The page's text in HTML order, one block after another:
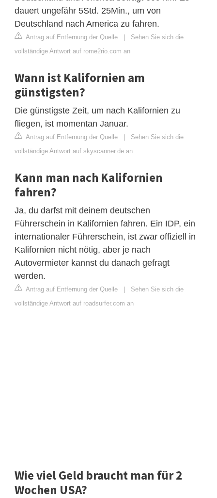
dauert ungefähr 5Std. 25Min., um von
Deutschland nach America zu fahren.
Antrag auf Entfernung der Quelle | Sehen Sie sich die
vollständige Antwort auf rome2rio.com an
Wann ist Kalifornien am
günstigsten?
Die günstigste Zeit, um nach Kalifornien zu
fliegen, ist momentan Januar.
Antrag auf Entfernung der Quelle | Sehen Sie sich die
vollständige Antwort auf skyscanner.de an
Kann man nach Kalifornien
fahren?
Ja, du darfst mit deinem deutschen
Führerschein in Kalifornien fahren. Ein IDP, ein
internationaler Führerschein, ist zwar offiziell in
Kalifornien nicht nötig, aber je nach
Autovermieter kannst du danach gefragt
werden.
Antrag auf Entfernung der Quelle | Sehen Sie sich die
vollständige Antwort auf roadsurfer.com an
Wie viel Geld braucht man für 2
Wochen USA?